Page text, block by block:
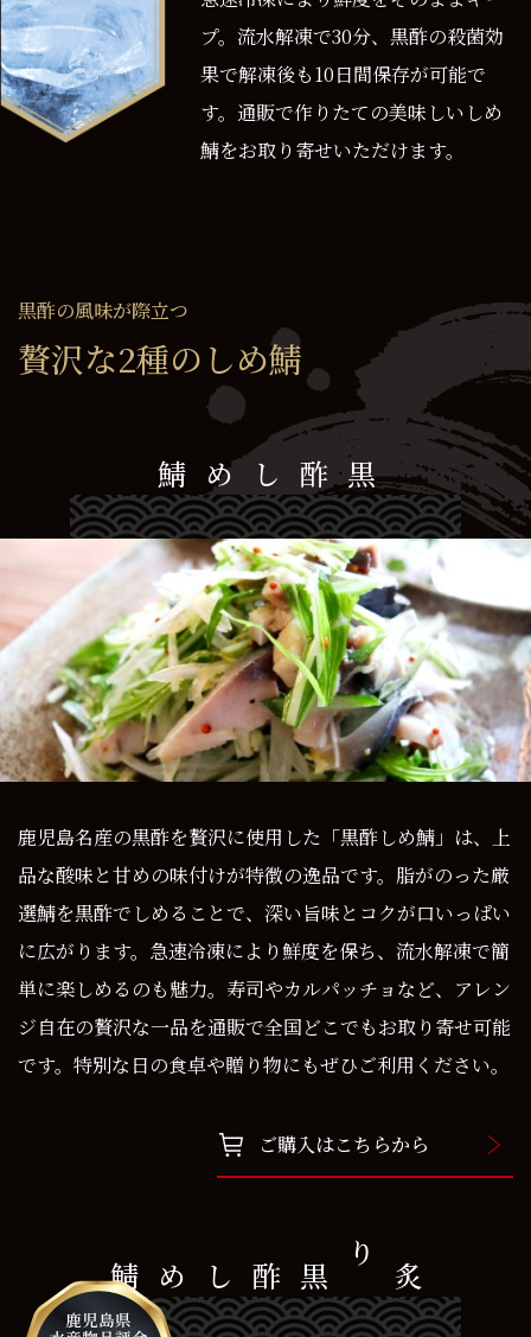
プ。流水解凍で30分、黒酢の殺菌効
果で解凍後も10日間保存が可能で
す。通販で作りたての美味しいしめ
鯖をお取り寄せいただけます。
黒酢の風味が際立つ
贅沢な2種のしめ鯖
黒酢しめ鯖
鹿児島名産の黒酢を贅沢に使用した「黒酢しめ鯖」は、上
品な酸味と甘めの味付けが特徴の逸品です。脂がのった厳
選鯖を黒酢でしめることで、深い旨味とコクが口いっぱい
に広がります。急速冷凍により鮮度を保ち、流水解凍で簡
単に楽しめるのも魅力。寿司やカルパッチョなど、アレン
ジ自在の贅沢な一品を通販で全国どこでもお取り寄せ可能
です。特別な日の食卓や贈り物にもぜひご利用ください。
ご購入はこちらから
炙り黒酢しめ鯖